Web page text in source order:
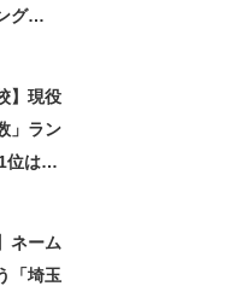
グ
】現役
」ラン
位は
ネーム
「埼玉